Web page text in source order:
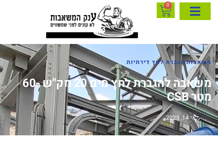
0
משאבות הגברת לחץ דירתיות
משאבה להגברת לחץ מים 20 מק"ש -60
מטר CSB
מאי 14, 2025